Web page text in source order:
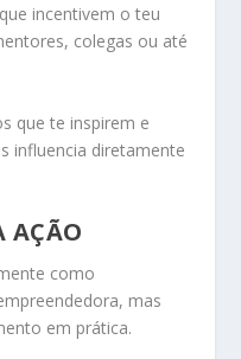
incentivem o teu
colegas ou até
que te inspirem e
influencia diretamente
AÇÃO
como
mas
em prática.